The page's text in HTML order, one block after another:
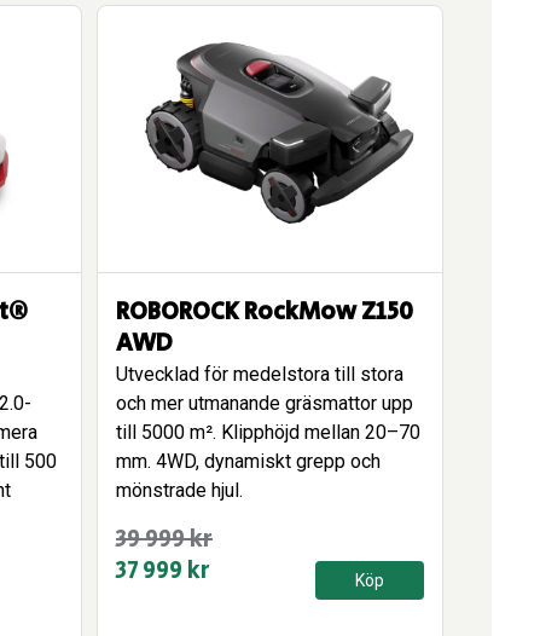
500
ROBOROCK RockMow Z150
AWD
Utvecklad för medelstora till stora
och mer utmanande gräsmattor upp
till 5000 m². Klipphöjd mellan 20–70
mm. 4WD, dynamiskt grepp och
mönstrade hjul.
39 999kr
Det
ursprungliga
37 999 kr
Det
nuvarande
Köp